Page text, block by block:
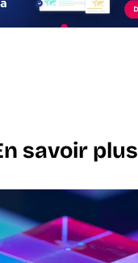
savoir plus